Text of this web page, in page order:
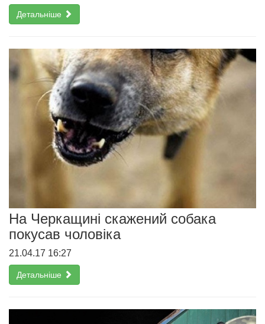
Детальніше
На Черкащині скажений собака
покусав чоловіка
21.04.17 16:27
Детальніше